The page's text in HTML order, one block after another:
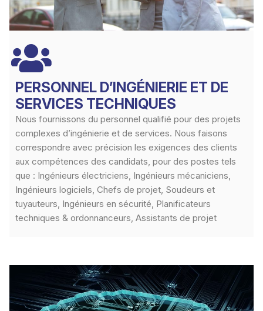
PERSONNEL D’INGÉNIERIE ET DE
SERVICES TECHNIQUES
Nous fournissons du personnel qualifié pour des projets
complexes d’ingénierie et de services. Nous faisons
correspondre avec précision les exigences des clients
aux compétences des candidats, pour des postes tels
que : Ingénieurs électriciens, Ingénieurs mécaniciens,
Ingénieurs logiciels, Chefs de projet, Soudeurs et
tuyauteurs, Ingénieurs en sécurité, Planificateurs
techniques & ordonnanceurs, Assistants de projet